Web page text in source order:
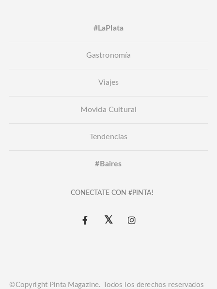
#LaPlata
Gastronomía
Viajes
Movida Cultural
Tendencias
#Baires
CONECTATE CON #PINTA!
©Copyright Pinta Magazine. Todos los derechos reservados